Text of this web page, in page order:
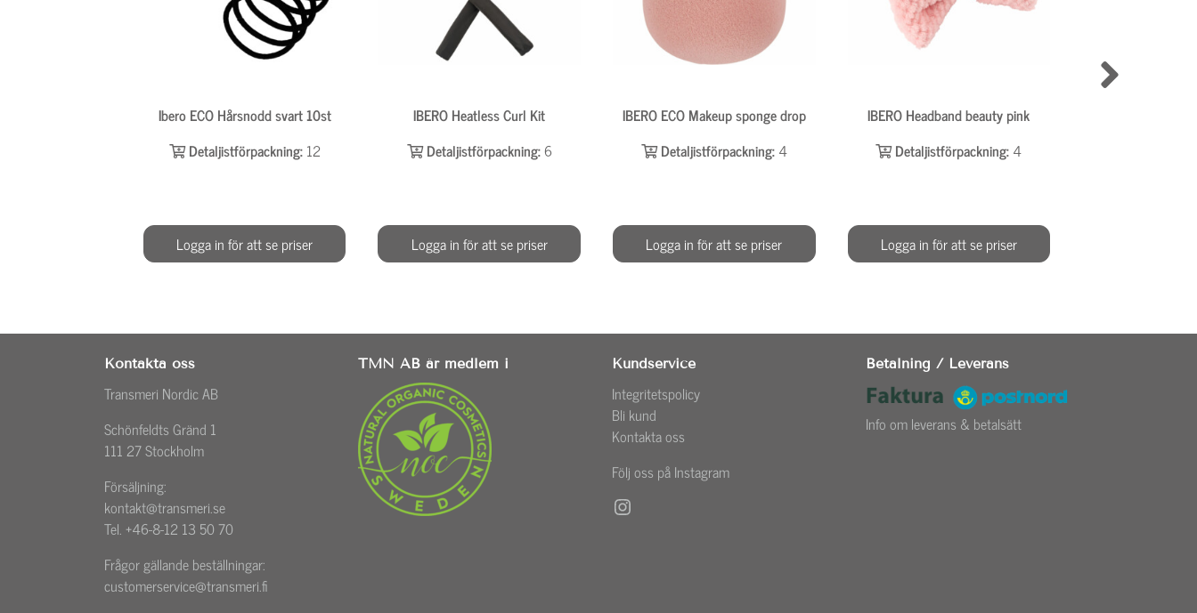
Ibero ECO Hårsnodd svart 10st
Detaljistförpackning:12
Logga in för att se priser
IBERO Heatless Curl Kit
Detaljistförpackning:6
Logga in för att se priser
IBERO ECO Makeup sponge drop
Detaljistförpackning:4
Logga in för att se priser
IBERO Headband beauty pink
Detaljistförpackning:4
Logga in för att se priser
Kontakta oss
Transmeri Nordic AB
Schönfeldts Gränd 1
111 27 Stockholm
Försäljning:
kontakt@transmeri.se
Tel. +46-8-12 13 50 70
Frågor gällande beställningar:
customerservice@transmeri.fi
TMN AB är medlem i Kundservice
Integritetspolicy
Bli kund
Kontakta oss
Följ oss på Instagram
Instagram
Betalning / Leverans
Info om leverans & betalsätt